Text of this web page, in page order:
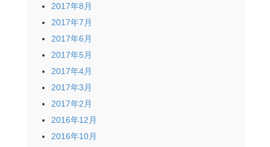
2017年8月
2017年7月
2017年6月
2017年5月
2017年4月
2017年3月
2017年2月
2016年12月
2016年10月